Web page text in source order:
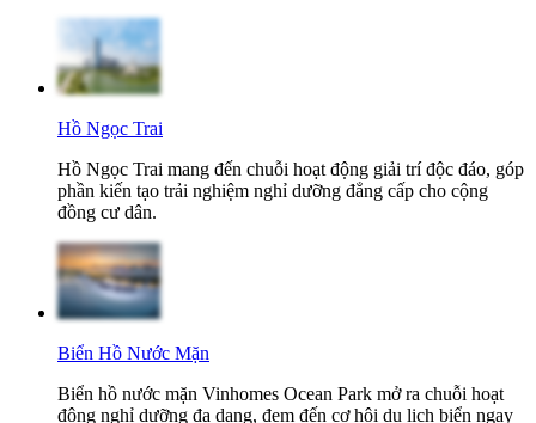
Hồ Ngọc Trai
Hồ Ngọc Trai mang đến chuỗi hoạt động giải trí độc đáo, góp
phần kiến tạo trải nghiệm nghỉ dưỡng đẳng cấp cho cộng
đồng cư dân.
Biển Hồ Nước Mặn
Biển hồ nước mặn Vinhomes Ocean Park mở ra chuỗi hoạt
động nghỉ dưỡng đa dạng, đem đến cơ hội du lịch biển ngay